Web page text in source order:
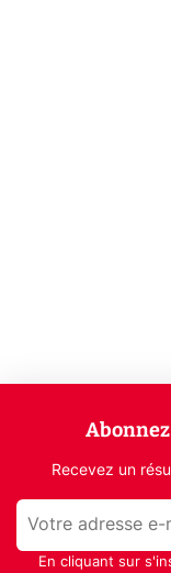
Recevez un
En cliquant sur